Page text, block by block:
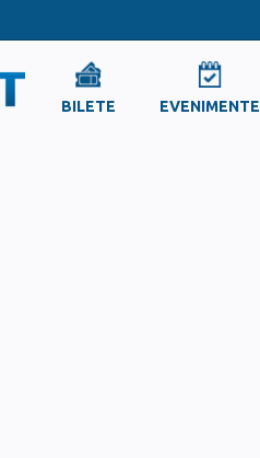
BILETE EVENIMENTE